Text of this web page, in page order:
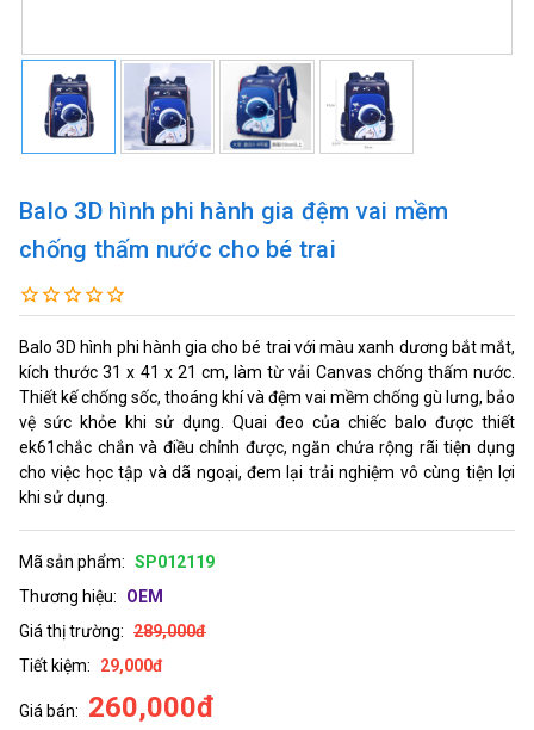
Balo 3D hình phi hành gia đệm vai mềm
chống thấm nước cho bé trai
Balo 3D hình phi hành gia cho bé trai với màu xanh dương bắt mắt,
kích thước 31 x 41 x 21 cm, làm từ vải Canvas chống thấm nước.
Thiết kế chống sốc, thoáng khí và đệm vai mềm chống gù lưng, bảo
vệ sức khỏe khi sử dụng. Quai đeo của chiếc balo được thiết
ek61chắc chắn và điều chỉnh được, ngăn chứa rộng rãi tiện dụng
cho việc học tập và dã ngoại, đem lại trải nghiệm vô cùng tiện lợi
khi sử dụng.
Mã sản phẩm: SP012119
Thương hiệu:
OEM
Giá thị trường: 289,000đ
Tiết kiệm:
29,000đ
Giá bán: 260,000đ